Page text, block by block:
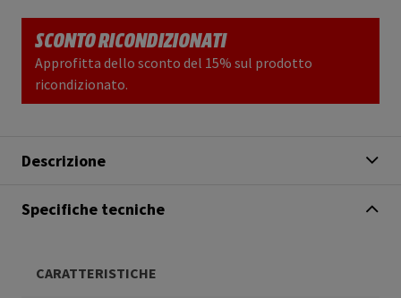
SCONTO RICONDIZIONATI
Approfitta dello sconto del 15% sul prodotto
ricondizionato.
Descrizione
Specifiche tecniche
CARATTERISTICHE